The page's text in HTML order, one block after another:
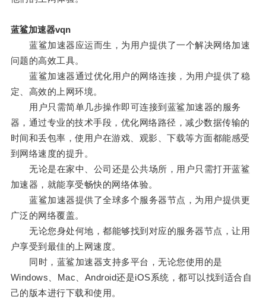
蓝鲨加速器vqn
蓝鲨加速器应运而生，为用户提供了一个解决网络加速
问题的高效工具。
蓝鲨加速器通过优化用户的网络连接，为用户提供了稳
定、高效的上网环境。
用户只需简单几步操作即可连接到蓝鲨加速器的服务
器，通过专业的技术手段，优化网络路径，减少数据传输的
时间和丢包率，使用户在游戏、观影、下载等方面都能感受
到网络速度的提升。
无论是在家中、公司还是公共场所，用户只需打开蓝鲨
加速器，就能享受畅快的网络体验。
蓝鲨加速器提供了全球多个服务器节点，为用户提供更
广泛的网络覆盖。
无论您身处何地，都能够找到对应的服务器节点，让用
户享受到最佳的上网速度。
同时，蓝鲨加速器支持多平台，无论您使用的是
Windows、Mac、Android还是iOS系统，都可以找到适合自
己的版本进行下载和使用。